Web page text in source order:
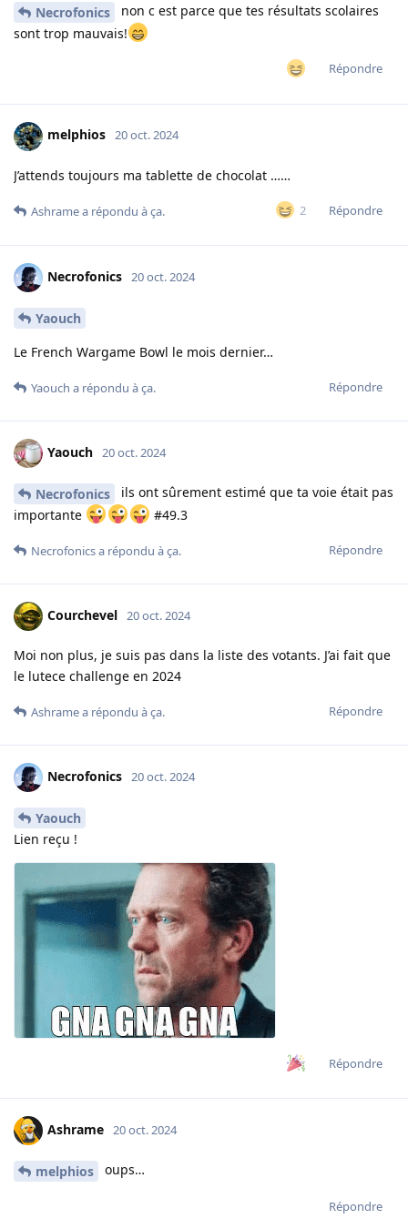
Necrofonics
non c est parce que tes résultats scolaires
sont trop mauvais!
Répondre
melphios 20 oct. 2024
J’attends toujours ma tablette de chocolat ……
2 Répondre
Ashramea répondu à ça.
Necrofonics 20 oct. 2024
Yaouch
Le French Wargame Bowl le mois dernier…
Répondre
Yaouch a répondu à ça.
Yaouch 20 oct. 2024
Necrofonics
ils ont sûrement estimé que ta voie était pas
importante
#49.3
Répondre
Necrofonicsa répondu à ça.
Courchevel 20 oct. 2024
Moi non plus, je suis pas dans la liste des votants. J’ai fait que
le lutece challenge en 2024
Répondre
Ashramea répondu à ça.
Necrofonics 20 oct. 2024
Yaouch
Lien reçu !
Répondre
Ashrame 20 oct. 2024
melphios oups…
Répondre